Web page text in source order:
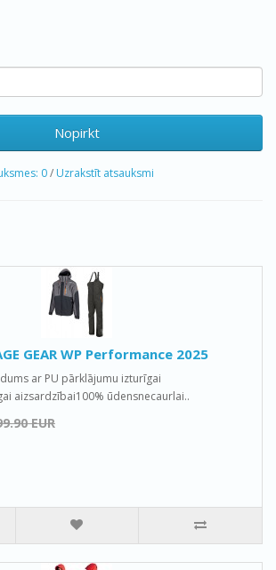
Nopirkt
0/ Uzrakstīt atsauksmi
GEAR WP Performance 2025
ar PU pārklājumu izturīgai
aizsardzībai100% ūdensnecaurlai..
EUR